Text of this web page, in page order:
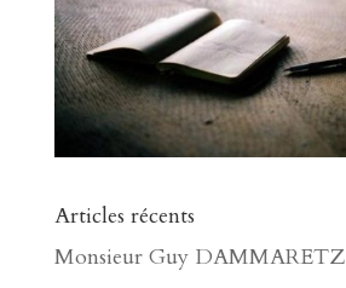
Articles récents
Monsieur Guy DAMMARETZ